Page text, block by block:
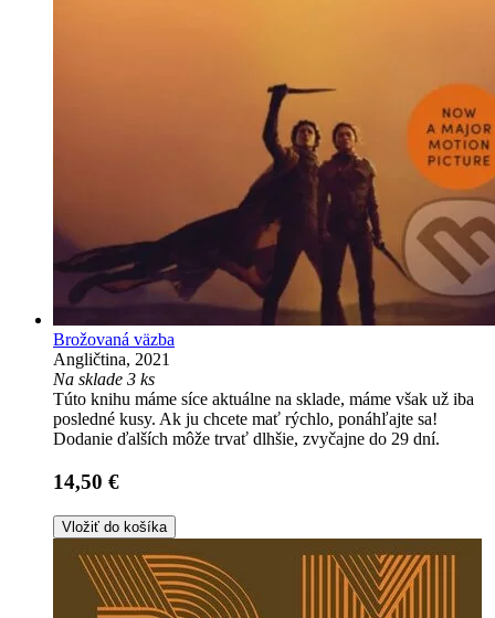
Brožovaná väzba
Angličtina, 2021
Na sklade 3 ks
Túto knihu máme síce aktuálne na sklade, máme však už iba
posledné kusy. Ak ju chcete mať rýchlo, ponáhľajte sa!
Dodanie ďalších môže trvať dlhšie, zvyčajne do 29 dní.
14,50 €
Vložiť do košíka